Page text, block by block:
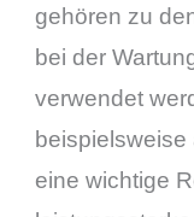
gehören zu
bei der
verwendet
beispielsweise
eine wichtige